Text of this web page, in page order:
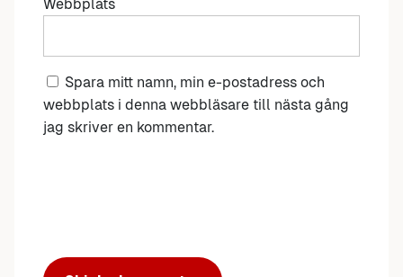
Webbplats
Spara mitt namn, min e-postadress och
webbplats i denna webbläsare till nästa gång
jag skriver en kommentar.